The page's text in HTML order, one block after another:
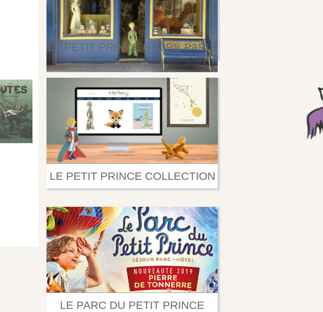
LE PETIT PRINCE STORE PARIS
LE PETIT PRINCE COLLECTION
LE PARC DU PETIT PRINCE